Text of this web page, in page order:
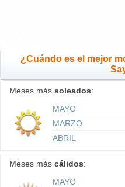
¿Cuándo es el mejor
Meses más soleados:
MAYO
MARZO
ABRIL
Meses más cálidos:
MAYO